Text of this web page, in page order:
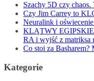
Szachy 5D czy
Czy Jim Carrey to
Neuralink i
KLĄTWY EGIPSKIE
RA i wyjść z matriksa
Co stoi za Basharem?
Kategorie